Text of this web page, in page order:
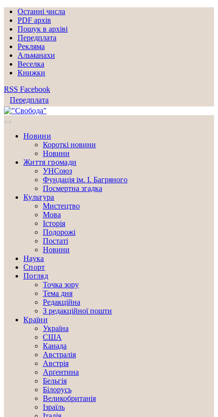
Останні числа
PDF архів
Пошук в архіві
Передплата
Рекляма
Альманахи
Веселка
Книжки
RSS Facebook
Передплата
Новини
Короткі новини
Новини
Життя громади
УНСоюз
Фундація ім. І. Багряного
Посмертна згадка
Культура
Мистецтво
Мова
Історія
Подорожі
Постаті
Новини
Наука
Спорт
Погляд
Точка зору
Тема дня
Редакційна
З редакційної пошти
Країни
Україна
США
Канада
Австралія
Австрія
Арґентина
Бельгія
Білорусь
Великобританія
Ізраїль